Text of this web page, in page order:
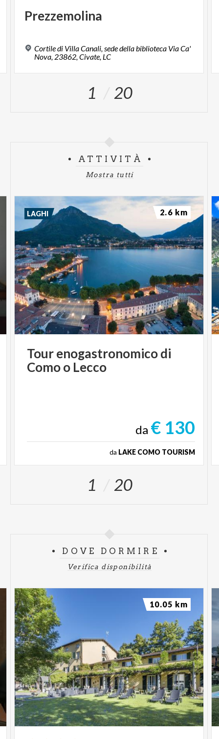
Prezzemolina
Cortile di Villa Canali, sede della biblioteca Via Ca'
Nova, 23862, Civate, LC
1 20
ATTIVITÀ
Mostra tutti
Tourenogastronomicodi
Comoo Lecco
da € 130
da LAKE COMO TOURISM
LAGHI 2.6 km
1 20
DOVE DORMIRE
Verifica disponibilità
10.05 km